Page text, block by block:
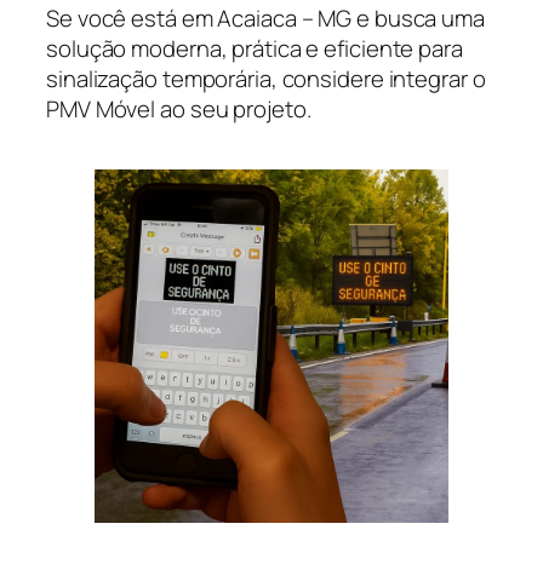
Se você está em Acaiaca – MG e busca uma
solução moderna, prática e eficiente para
sinalização temporária, considere integrar o
PMV Móvel ao seu projeto.